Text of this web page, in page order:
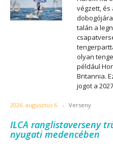
végzett, és
talán a
olyan
például
Britannia.
jogot a
2026. augusztus 6. - Verseny
ILCA ranglistaverseny
nyugati medencében